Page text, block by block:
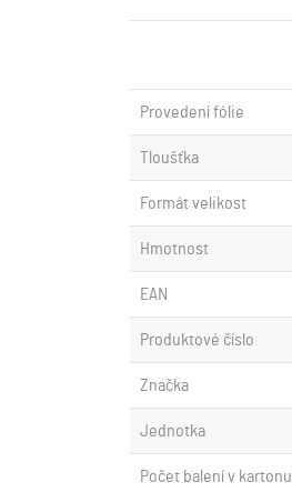
Provedení fólie
Tloušťka
Formát velikost
Hmotnost
EAN
Produktové číslo
Značka
Jednotka
Počet balení v kartonu